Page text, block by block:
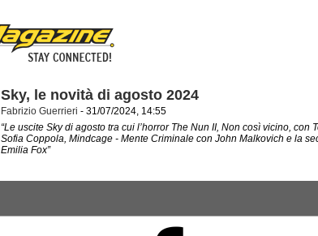
Sky, le novità di agosto 2024
Fabrizio Guerrieri - 31/07/2024, 14:55
“Le uscite Sky di agosto tra cui l’horror The Nun II, Non così vicino, con
Sofia Coppola, Mindcage - Mente Criminale con John Malkovich e la
Emilia Fox”